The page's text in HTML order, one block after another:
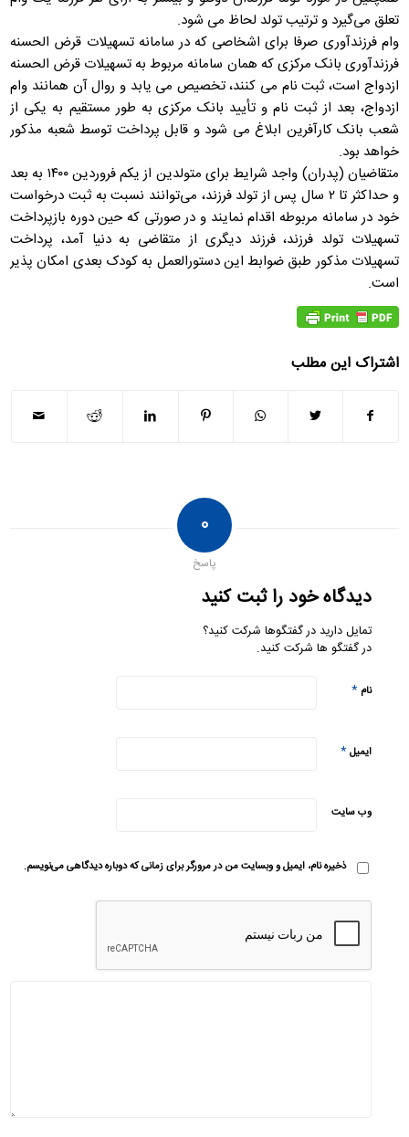
تعلق می‌گیرد و ترتیب تولد لحاظ می‌ شود.
وام فرزندآوری صرفا برای اشخاصی که در سامانه تسهیلات قرض الحسنه
فرزندآوری بانک مرکزی که همان سامانه مربوط به تسهیلات قرض الحسنه
ازدواج است، ثبت نام می کنند، تخصیص می یابد و روال آن همانند وام
ازدواج، بعد از ثبت نام و تأیید بانک مرکزی به طور مستقیم به یکی از
شعب بانک کارآفرین ابلاغ می شود و قابل پرداخت توسط شعبه مذکور
خواهد بود.
متقاضیان (پدران) واجد شرایط برای متولدین از یکم فروردین ۱۴۰۰ به بعد
و حداکثر تا ۲ سال پس از تولد فرزند، می‌توانند نسبت به ثبت درخواست
خود در سامانه مربوطه اقدام نمایند و در صورتی که حین دوره بازپرداخت
تسهیلات تولد فرزند، فرزند دیگری از متقاضی به دنیا آمد، پرداخت
تسهیلات مذکور طبق ضوابط این دستورالعمل به کودک بعدی امکان پذیر
است.
اشتراک این مطلب
۰
پاسخ
دیدگاه خود را ثبت کنید
تمایل دارید در گفتگوها شرکت کنید؟
در گفتگو ها شرکت کنید.
نام*
ایمیل*
وب‌ سایت
ذخیره نام، ایمیل و وبسایت من در مرورگر برای زمانی که دوباره دیدگاهی می‌نویسم.